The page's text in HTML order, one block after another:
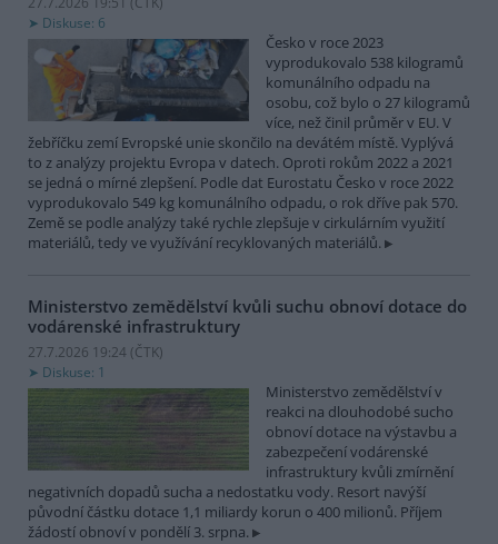
Diskuse: 6
Česko v roce 2023
vyprodukovalo 538 kilogramů
komunálního odpadu na
osobu, což bylo o 27 kilogramů
více, než činil průměr v EU. V
žebříčku zemí Evropské unie skončilo na devátém místě. Vyplývá
to z analýzy projektu Evropa v datech. Oproti rokům 2022 a 2021
se jedná o mírné zlepšení. Podle dat Eurostatu Česko v roce 2022
vyprodukovalo 549 kg komunálního odpadu, o rok dříve pak 570.
Země se podle analýzy také rychle zlepšuje v cirkulárním využití
materiálů, tedy ve využívání recyklovaných materiálů.
Ministerstvo zemědělství kvůli suchu obnoví dotace do
vodárenské infrastruktury
27.7.2026 19:24 (ČTK)
Diskuse: 1
Ministerstvo zemědělství v
reakci na dlouhodobé sucho
obnoví dotace na výstavbu a
zabezpečení vodárenské
infrastruktury kvůli zmírnění
negativních dopadů sucha a nedostatku vody. Resort navýší
původní částku dotace 1,1 miliardy korun o 400 milionů. Příjem
žádostí obnoví v pondělí 3. srpna.